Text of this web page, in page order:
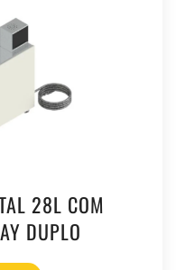
28L COM
DUPLO